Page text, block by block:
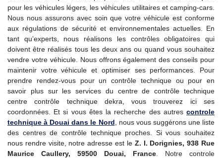
pour les véhicules légers, les véhicules utilitaires et camping-cars.
Nous nous assurons avec soin que votre véhicule est conforme
aux régulations de sécurité et environnementales actuelles. En
tant qu’experts, nous réalisons les contrôles obligatoires qui
doivent être réalisés tous les deux ans ou quand vous souhaitez
vendre votre véhicule. Nous offrons également des conseils pour
maintenir votre véhicule et optimiser ses performances. Pour
prendre rendez-vous pour un contrôle technique ou pour en
savoir plus sur les services du centre de contrôle technique
centre contrôle technique dekra, vous trouverez ici ses
coordonnées. Et si vous êtes la recherche des autres controle
technique à Douai dans le Nord , nous vous suggérons une liste
des centres de contrôle technique proches. Si vous souhaitez
nous rendre visite, notre adresse est le Z. I. Dorignies, 938 Rue
Maurice Caullery, 59500 Douai, France . Notre controle